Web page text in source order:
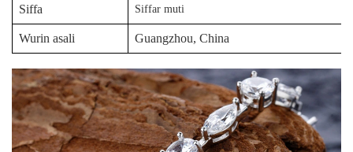
Siffa Siffar muti
Wurin asali Guangzhou, China